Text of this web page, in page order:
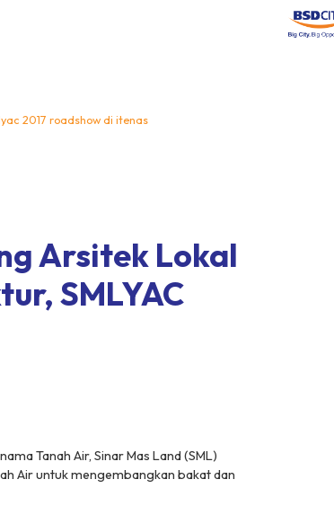
2017 roadshow di itenas
Arsitek Lokal
SMLYAC
Tanah Air, Sinar Mas Land (SML)
Air untuk mengembangkan bakat dan